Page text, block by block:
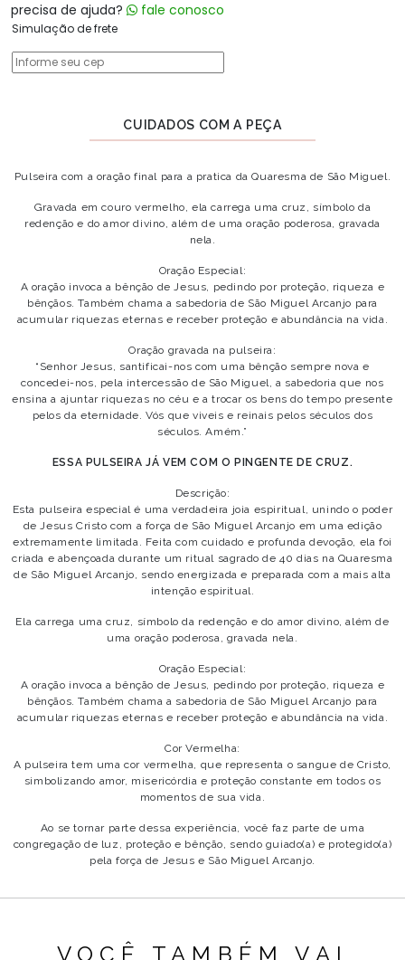
precisa de ajuda?
fale conosco
Simulação de frete
CUIDADOS COM A PEÇA
Pulseira com a oração final para a pratica da Quaresma de São Miguel.
Gravada em couro vermelho, ela carrega uma cruz, símbolo da
redenção e do amor divino, além de uma oração poderosa, gravada
nela.
Oração Especial:
A oração invoca a bênção de Jesus, pedindo por proteção, riqueza e
bênçãos. Também chama a sabedoria de São Miguel Arcanjo para
acumular riquezas eternas e receber proteção e abundância na vida.
Oração gravada na pulseira:
“Senhor Jesus, santificai-nos com uma bênção sempre nova e
concedei-nos, pela intercessão de São Miguel, a sabedoria que nos
ensina a ajuntar riquezas no céu e a trocar os bens do tempo presente
pelos da eternidade. Vós que viveis e reinais pelos séculos dos
séculos. Amém.”
ESSA PULSEIRA JÁ VEM COM O PINGENTE DE CRUZ.
Descrição:
Esta pulseira especial é uma verdadeira joia espiritual, unindo o poder
de Jesus Cristo com a força de São Miguel Arcanjo em uma edição
extremamente limitada. Feita com cuidado e profunda devoção, ela foi
criada e abençoada durante um ritual sagrado de 40 dias na Quaresma
de São Miguel Arcanjo, sendo energizada e preparada com a mais alta
intenção espiritual.
Ela carrega uma cruz, símbolo da redenção e do amor divino, além de
uma oração poderosa, gravada nela.
Oração Especial:
A oração invoca a bênção de Jesus, pedindo por proteção, riqueza e
bênçãos. Também chama a sabedoria de São Miguel Arcanjo para
acumular riquezas eternas e receber proteção e abundância na vida.
Cor Vermelha:
A pulseira tem uma cor vermelha, que representa o sangue de Cristo,
simbolizando amor, misericórdia e proteção constante em todos os
momentos de sua vida.
Ao se tornar parte dessa experiência, você faz parte de uma
congregação de luz, proteção e bênção, sendo guiado(a) e protegido(a)
pela força de Jesus e São Miguel Arcanjo.
VOCÊ TAMBÉM VAI